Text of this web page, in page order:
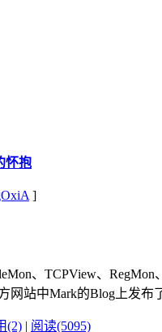
怀抱
]
、TCPView、
网站中Mark的Blog上发布
(2) | 阅读(5095)